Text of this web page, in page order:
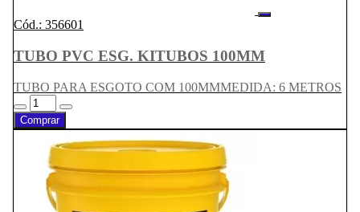
Cód.: 356601
TUBO PVC ESG. KITUBOS 100MM
TUBO PARA ESGOTO COM 100MMMEDIDA: 6 METROS
Comprar